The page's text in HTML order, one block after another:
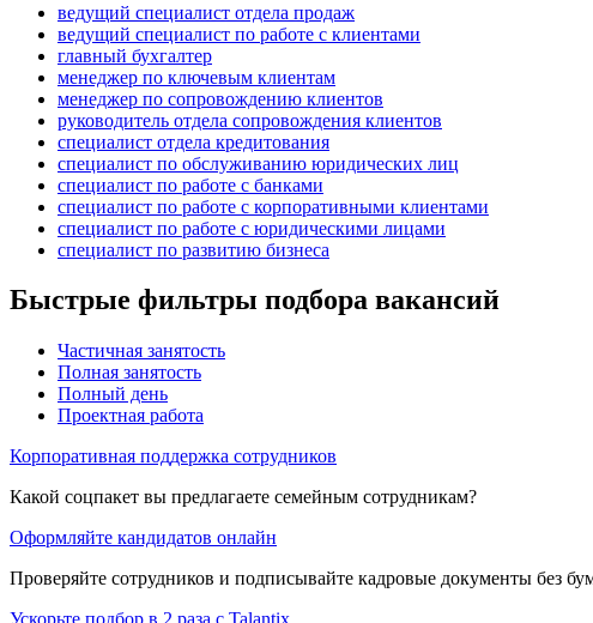
ведущий специалист отдела продаж
ведущий специалист по работе с клиентами
главный бухгалтер
менеджер по ключевым клиентам
менеджер по сопровождению клиентов
руководитель отдела сопровождения клиентов
специалист отдела кредитования
специалист по обслуживанию юридических лиц
специалист по работе с банками
специалист по работе с корпоративными клиентами
специалист по работе с юридическими лицами
специалист по развитию бизнеса
Быстрые фильтры подбора вакансий
Частичная занятость
Полная занятость
Полный день
Проектная работа
Корпоративная поддержка сотрудников
Какой соцпакет вы предлагаете семейным сотрудникам?
Оформляйте кандидатов онлайн
Проверяйте сотрудников и подписывайте кадровые документы без